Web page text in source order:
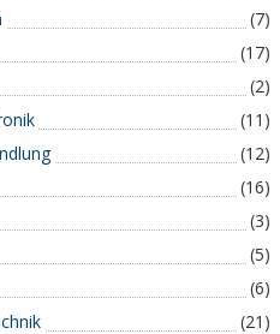
(7)
(17)
(2)
(11)
(12)
(16)
(3)
(5)
(6)
(21)